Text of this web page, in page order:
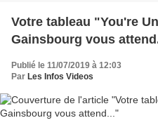
Votre tableau "You're
Gainsbourg vous
Publié le 11/07/2019 à 12:03
Par Les Infos Videos